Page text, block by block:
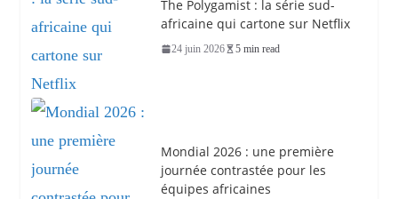
The Polygamist : la série sud-
africaine qui cartone sur Netflix
24 juin 2026 5 min read
Mondial 2026 : une première
journée contrastée pour les
équipes africaines